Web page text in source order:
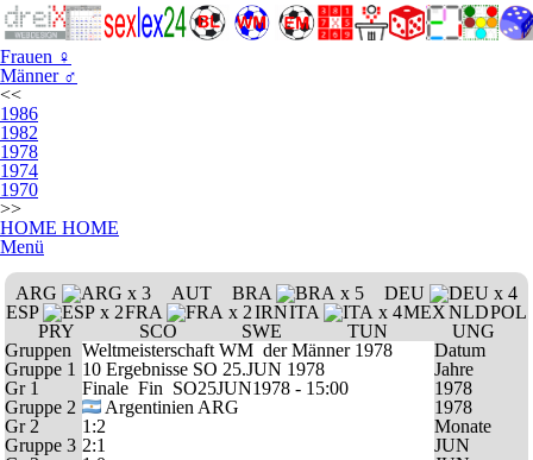
Frauen ♀
Männer ♂
<<
1986
1982
1978
1974
1970
>>
HOME HOME
Menü
ARG x 3 AUT BRA x 5 DEU
x 4
ESP
x 2FRA x 2IRNITA x 4MEXNLDPOL
PRY
SCO SWE TUN
UNG
Gruppen
Gruppe 1
Gr 1
Gruppe 2
Gr 2
Gruppe 3
Weltmeisterschaft WM der Männer 1978
10 Ergebnisse SO 25.JUN 1978
Finale Fin SO25JUN1978 - 15:00
Argentinien ARG
1:2
2:1
Datum
Jahre
1978
1978
Monate
JUN